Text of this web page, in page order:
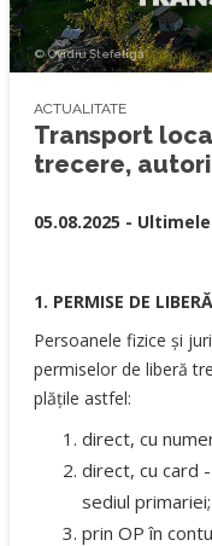
© Ovidiu Ștefeligă
ACTUALITATE
Transport
trecere,
05.08.2025 -
1. PERMISE DE
Persoanele fizice și
permiselor de liberă
plățile astfel:
direct, cu
direct, cu card
sediul primariei;
prin OP în